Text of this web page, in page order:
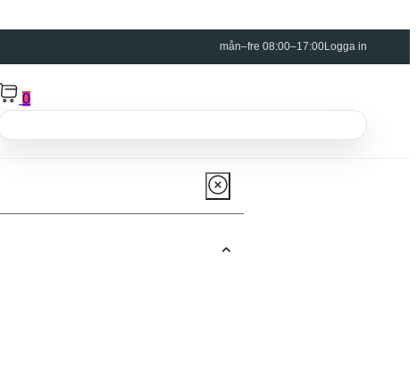
mån–fre 08:00–17:00Logga in
0